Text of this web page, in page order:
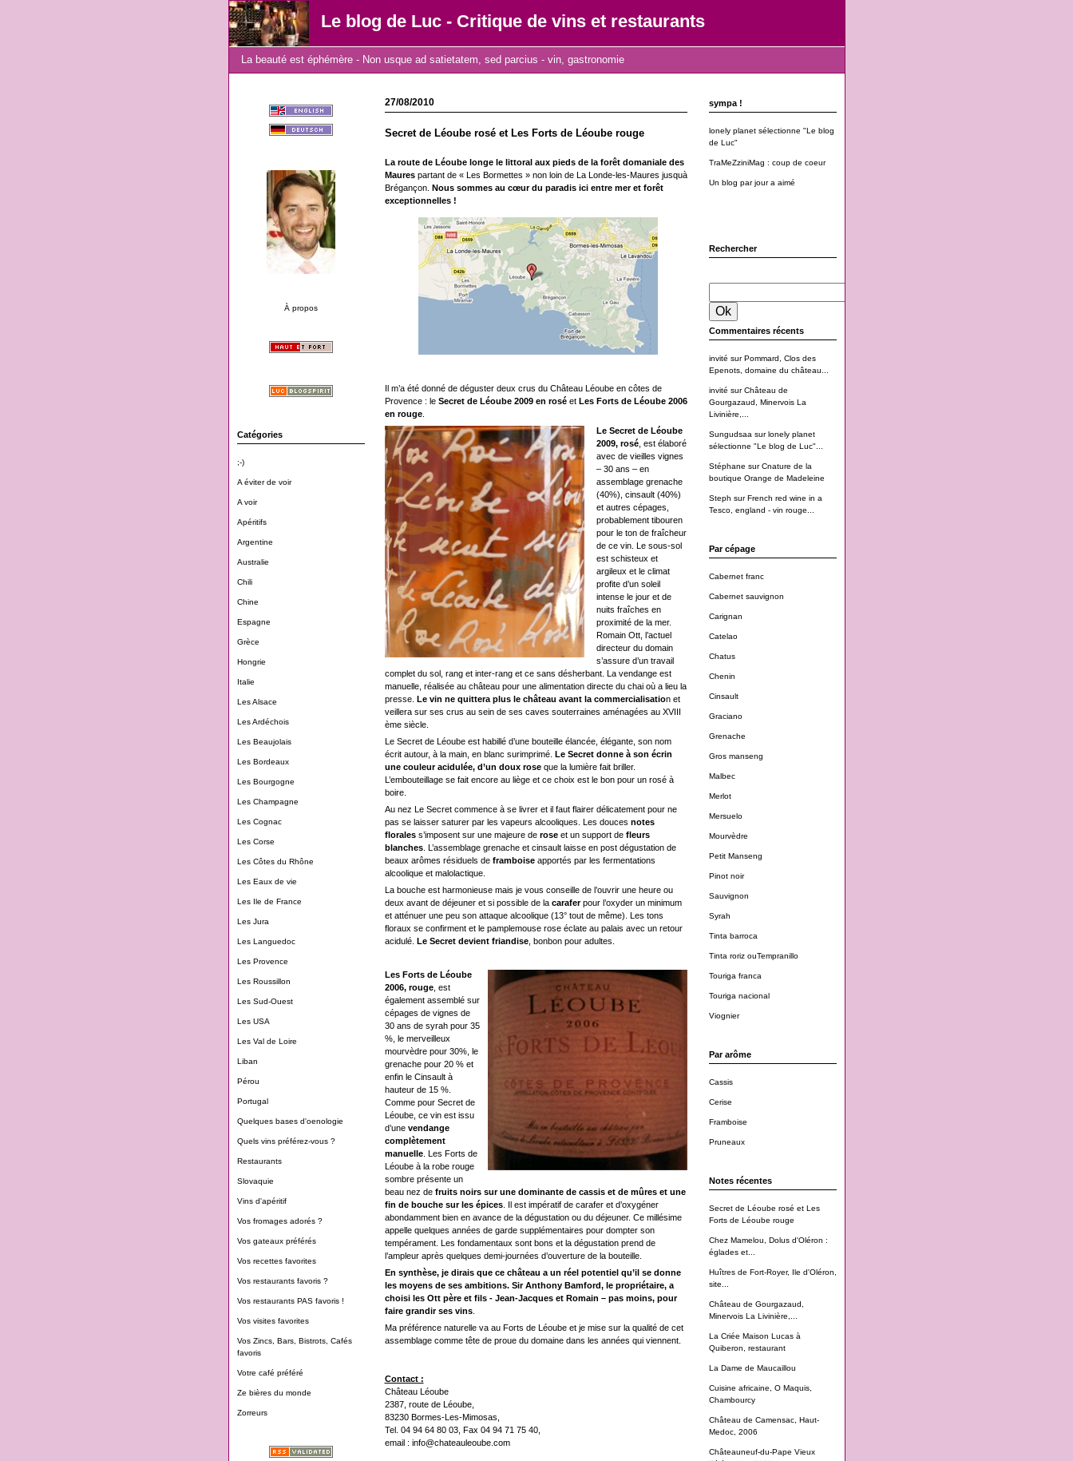
Le blog de Luc - Critique de vins et restaurants
La beauté est éphémère - Non usque ad satietatem, sed parcius - vin, gastronomie
À propos
Catégories
;-)
A éviter de voir
A voir
Apéritifs
Argentine
Australie
Chili
Chine
Espagne
Grèce
Hongrie
Italie
Les Alsace
Les Ardéchois
Les Beaujolais
Les Bordeaux
Les Bourgogne
Les Champagne
Les Cognac
Les Corse
Les Côtes du Rhône
Les Eaux de vie
Les Ile de France
Les Jura
Les Languedoc
Les Provence
Les Roussillon
Les Sud-Ouest
Les USA
Les Val de Loire
Liban
Pérou
Portugal
Quelques bases d'oenologie
Quels vins préférez-vous ?
Restaurants
Slovaquie
Vins d'apéritif
Vos fromages adorés ?
Vos gateaux préférés
Vos recettes favorites
Vos restaurants favoris ?
Vos restaurants PAS favoris !
Vos visites favorites
Vos Zincs, Bars, Bistrots, Cafés
favoris
Votre café préféré
Ze bières du monde
Zorreurs
sympa !
lonely planet sélectionne "Le blog
de Luc"
TraMeZziniMag : coup de coeur
Un blog par jour a aimé
Rechercher
Commentaires récents
invité surPommard, Clos des
Epenots, domaine du château...
invité surChâteau de
Gourgazaud, Minervois La
Livinière,...
Sungudsaa surlonely planet
sélectionne "Le blog de Luc"...
Stéphane surCnature de la
boutique Orange de Madeleine
Steph surFrench red wine in a
Tesco, england - vin rouge...
Par cépage
Cabernet franc
Cabernet sauvignon
Carignan
Catelao
Chatus
Chenin
Cinsault
Graciano
Grenache
Gros manseng
Malbec
Merlot
Mersuelo
Mourvèdre
Petit Manseng
Pinot noir
Sauvignon
Syrah
Tinta barroca
Tinta roriz ouTempranillo
Touriga franca
Touriga nacional
Viognier
Par arôme
Cassis
Cerise
Framboise
Pruneaux
Notes récentes
Secret de Léoube rosé et Les
Forts de Léoube rouge
Chez Mamelou, Dolus d'Oléron :
églades et...
Huîtres de Fort-Royer, Ile d'Oléron,
site...
Château de Gourgazaud,
Minervois La Livinière,...
La Criée Maison Lucas à
Quiberon, restaurant
La Dame de Maucaillou
Cuisine africaine, O Maquis,
Chambourcy
Château de Camensac, Haut-
Medoc, 2006
Châteauneuf-du-Pape Vieux
27/08/2010
Secret de Léoube rosé et Les Forts de Léoube rouge
La route de Léoube longe le littoral aux pieds de la forêt domaniale des
Maures partant de « Les Bormettes » non loin de La Londe-les-Maures jusquà
Brégançon. Nous sommes au cœur du paradis ici entre mer et forêt
exceptionnelles !
Il m’a été donné de déguster deux crus du Château Léoube en côtes de
Provence : le Secret de Léoube 2009 en roséet Les Forts de Léoube 2006
en rouge.
Le Secret de Léoube
2009, rosé , est élaboré
avec de vieilles vignes
– 30 ans – en
assemblage grenache
(40%), cinsault (40%)
et autres cépages,
probablement tibouren
pour le ton de fraîcheur
de ce vin. Le sous-sol
est schisteux et
argileux et le climat
profite d’un soleil
intense le jour et de
nuits fraîches en
proximité de la mer.
Romain Ott, l’actuel
directeur du domain
s’assure d’un travail
complet du sol, rang et inter-rang et ce sans désherbant. La vendange est
manuelle, réalisée au château pour une alimentation directe du chai où a lieu la
presse. Le vin ne quittera plus le château avant la commercialisation et
veillera sur ses crus au sein de ses caves souterraines aménagées au XVIII
ème siècle.
Le Secret de Léoube est habillé d’une bouteille élancée, élégante, son nom
écrit autour, à la main, en blanc surimprimé. Le Secret donne à son écrin
une couleur acidulée, d’un doux roseque la lumière fait briller.
L’embouteillage se fait encore au liège et ce choix est le bon pour un rosé à
boire.
Au nez Le Secret commence à se livrer et il faut flairer délicatement pour ne
pas se laisser saturer par les vapeurs alcooliques. Les douces notes
floraless’imposent sur une majeure de roseet un support de fleurs
blanches. L’assemblage grenache et cinsault laisse en post dégustation de
beaux arômes résiduels de framboiseapportés par les fermentations
alcoolique et malolactique.
La bouche est harmonieuse mais je vous conseille de l’ouvrir une heure ou
deux avant de déjeuner et si possible de la caraferpour l’oxyder un minimum
et atténuer une peu son attaque alcoolique (13° tout de même). Les tons
floraux se confirment et le pamplemouse rose éclate au palais avec un retour
acidulé. Le Secret devient friandise, bonbon pour adultes.
Les Forts de Léoube
2006, rouge, est
également assemblé sur
cépages de vignes de
30 ans de syrah pour 35
%, le merveilleux
mourvèdre pour 30%, le
grenache pour 20 % et
enfin le Cinsault à
hauteur de 15 %.
Comme pour Secret de
Léoube, ce vin est issu
d’une vendange
complètement
manuelle. Les Forts de
Léoube à la robe rouge
sombre présente un
beau nez de fruits noirs sur une dominante de cassis et de mûres et une
fin de bouche sur les épices. Il est impératif de carafer et d’oxygéner
abondamment bien en avance de la dégustation ou du déjeuner. Ce millésime
appelle quelques années de garde supplémentaires pour dompter son
tempérament. Les fondamentaux sont bons et la dégustation prend de
l’ampleur après quelques demi-journées d’ouverture de la bouteille.
En synthèse, je dirais que ce château a un réel potentiel qu’il se donne
les moyens de ses ambitions. Sir Anthony Bamford, le propriétaire, a
choisi les Ott père et fils - Jean-Jacques et Romain – pas moins, pour
faire grandir ses vins.
Ma préférence naturelle va au Forts de Léoube et je mise sur la qualité de cet
assemblage comme tête de proue du domaine dans les années qui viennent.
Contact :
Château Léoube
2387, route de Léoube,
83230 Bormes-Les-Mimosas,
Tel. 04 94 64 80 03, Fax 04 94 71 75 40,
email : info@chateauleoube.com